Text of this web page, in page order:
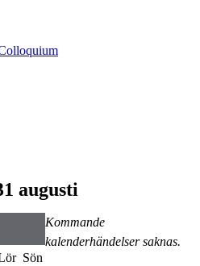
augusti
Kommande
kalenderhändelser saknas.
Sön